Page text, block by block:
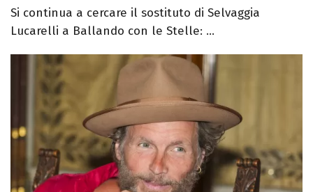
Si continua a cercare il sostituto di Selvaggia
Lucarelli a Ballando con le Stelle: ...